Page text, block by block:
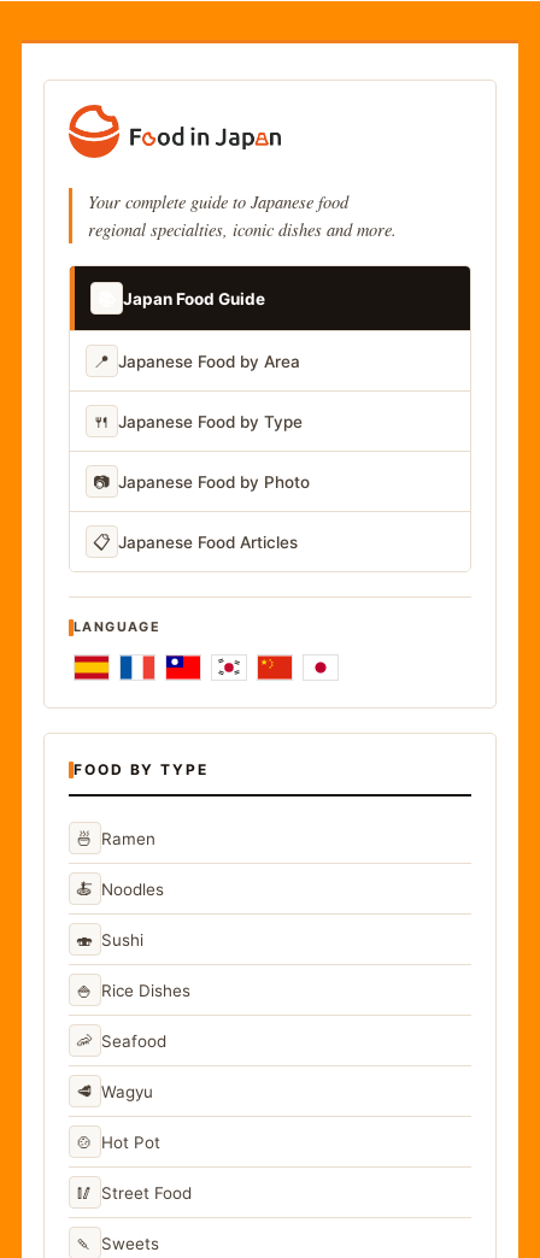
Your complete guide to Japanese food
regional specialties, iconic dishes and more.
Japan Food Guide
📍 Japanese Food by Area
🍴 Japanese Food by Type
📷 Japanese Food by Photo
📋 Japanese Food Articles
LANGUAGE
FOOD BY TYPE
🍜 Ramen
🍝 Noodles
🍣 Sushi
🍚 Rice Dishes
🦐 Seafood
🥩 Wagyu
🍲 Hot Pot
🥢 Street Food
🍡 Sweets